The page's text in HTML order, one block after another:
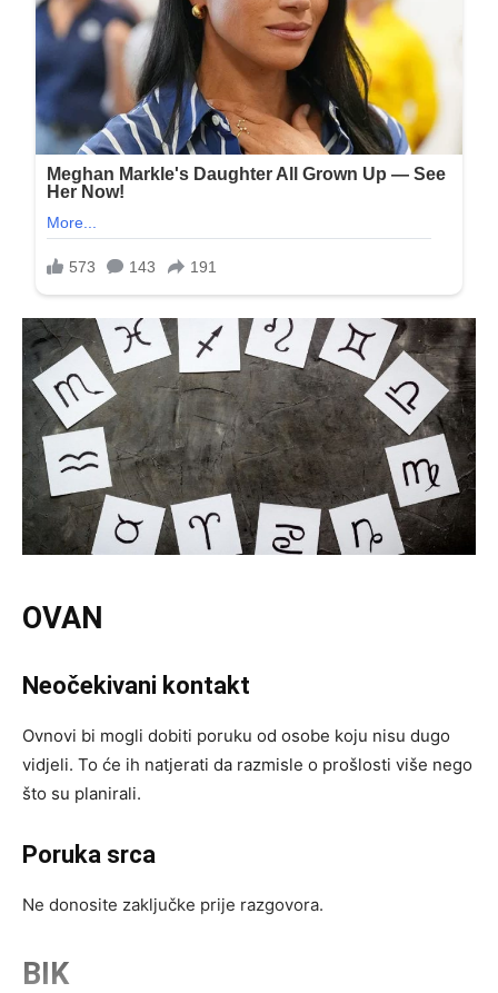
OVAN
Neočekivani kontakt
Ovnovi bi mogli dobiti poruku od osobe koju nisu dugo
vidjeli. To će ih natjerati da razmisle o prošlosti više nego
što su planirali.
Poruka srca
Ne donosite zaključke prije razgovora.
BIK